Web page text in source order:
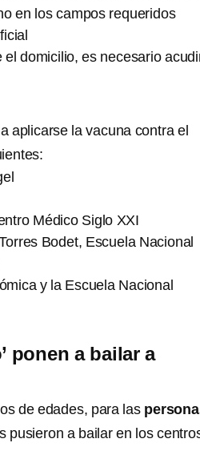
en los campos requeridos
domicilio, es necesario
aplicarse la vacuna contra el
Médico Siglo XXI
Bodet, Escuela Nacional
y la Escuela Nacional
ponen a bailar a
de edades, para las
pusieron a bailar en los